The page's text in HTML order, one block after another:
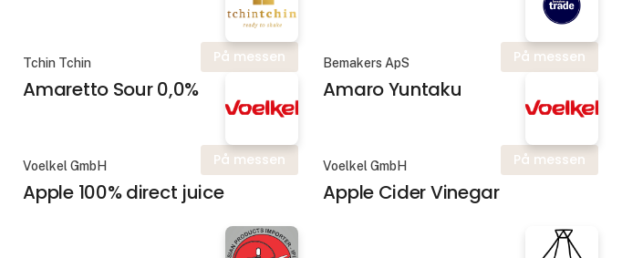
På messen
Tchin Tchin
Amaretto Sour 0,0%
På messen
Bemakers ApS
Amaro Yuntaku
På messen
Voelkel GmbH
Apple 100% direct juice
På messen
Voelkel GmbH
Apple Cider Vinegar